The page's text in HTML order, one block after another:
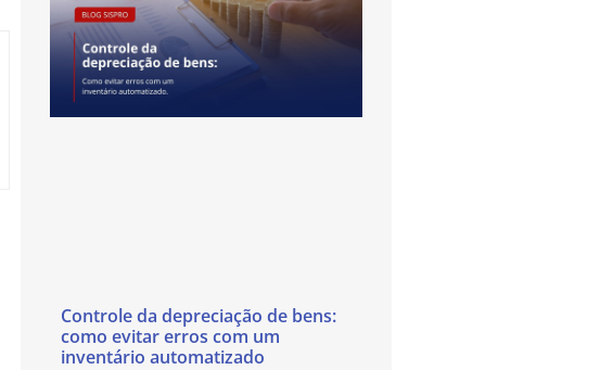
Controle da depreciação de bens:
como evitar erros com um
inventário automatizado